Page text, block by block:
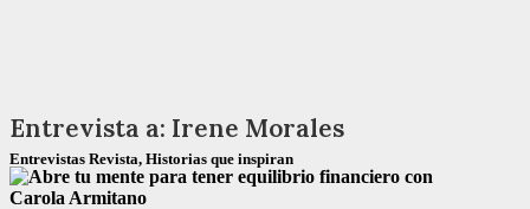
Entrevista a: Irene Morales
Entrevistas Revista, Historias que inspiran